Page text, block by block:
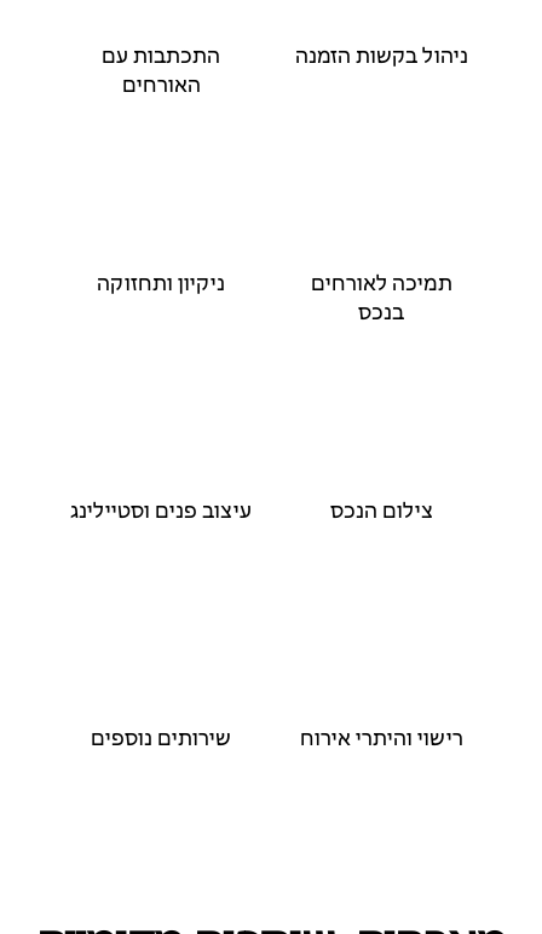
ניהול בקשות הזמנה
התכתבות עם
האורחים
תמיכה לאורחים
בנכס
ניקיון ותחזוקה
צילום הנכס עיצוב פנים וסטיילינג
רישוי והיתרי אירוח שירותים נוספים